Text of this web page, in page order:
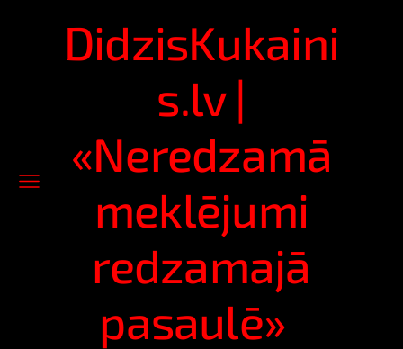
DidzisKukaini
s.lv |
«Neredzamā
meklējumi
redzamajā
pasaulē»